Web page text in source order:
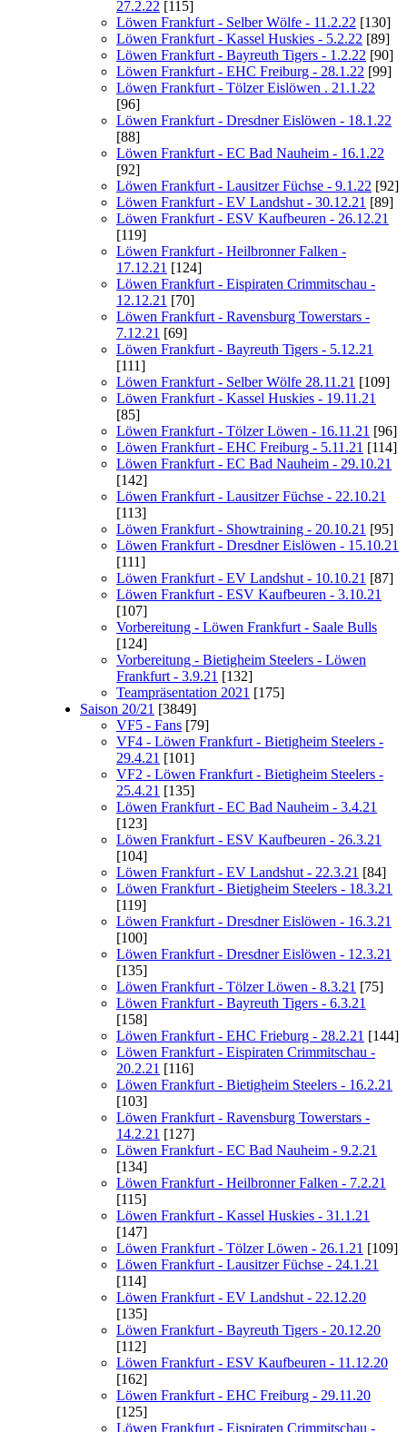
27.2.22 [115]
Löwen Frankfurt - Selber Wölfe - 11.2.22 [130]
Löwen Frankfurt - Kassel Huskies - 5.2.22 [89]
Löwen Frankfurt - Bayreuth Tigers - 1.2.22 [90]
Löwen Frankfurt - EHC Freiburg - 28.1.22 [99]
Löwen Frankfurt - Tölzer Eislöwen . 21.1.22
[96]
Löwen Frankfurt - Dresdner Eislöwen - 18.1.22
[88]
Löwen Frankfurt - EC Bad Nauheim - 16.1.22
[92]
Löwen Frankfurt - Lausitzer Füchse - 9.1.22 [92]
Löwen Frankfurt - EV Landshut - 30.12.21 [89]
Löwen Frankfurt - ESV Kaufbeuren - 26.12.21
[119]
Löwen Frankfurt - Heilbronner Falken -
17.12.21 [124]
Löwen Frankfurt - Eispiraten Crimmitschau -
12.12.21 [70]
Löwen Frankfurt - Ravensburg Towerstars -
7.12.21 [69]
Löwen Frankfurt - Bayreuth Tigers - 5.12.21
[111]
Löwen Frankfurt - Selber Wölfe 28.11.21 [109]
Löwen Frankfurt - Kassel Huskies - 19.11.21
[85]
Löwen Frankfurt - Tölzer Löwen - 16.11.21 [96]
Löwen Frankfurt - EHC Freiburg - 5.11.21 [114]
Löwen Frankfurt - EC Bad Nauheim - 29.10.21
[142]
Löwen Frankfurt - Lausitzer Füchse - 22.10.21
[113]
Löwen Frankfurt - Showtraining - 20.10.21 [95]
Löwen Frankfurt - Dresdner Eislöwen - 15.10.21
[111]
Löwen Frankfurt - EV Landshut - 10.10.21 [87]
Löwen Frankfurt - ESV Kaufbeuren - 3.10.21
[107]
Vorbereitung - Löwen Frankfurt - Saale Bulls
[124]
Vorbereitung - Bietigheim Steelers - Löwen
Frankfurt - 3.9.21 [132]
Teampräsentation 2021 [175]
Saison 20/21 [3849]
VF5 - Fans [79]
VF4 - Löwen Frankfurt - Bietigheim Steelers -
29.4.21 [101]
VF2 - Löwen Frankfurt - Bietigheim Steelers -
25.4.21 [135]
Löwen Frankfurt - EC Bad Nauheim - 3.4.21
[123]
Löwen Frankfurt - ESV Kaufbeuren - 26.3.21
[104]
Löwen Frankfurt - EV Landshut - 22.3.21 [84]
Löwen Frankfurt - Bietigheim Steelers - 18.3.21
[119]
Löwen Frankfurt - Dresdner Eislöwen - 16.3.21
[100]
Löwen Frankfurt - Dresdner Eislöwen - 12.3.21
[135]
Löwen Frankfurt - Tölzer Löwen - 8.3.21 [75]
Löwen Frankfurt - Bayreuth Tigers - 6.3.21
[158]
Löwen Frankfurt - EHC Frieburg - 28.2.21 [144]
Löwen Frankfurt - Eispiraten Crimmitschau -
20.2.21 [116]
Löwen Frankfurt - Bietigheim Steelers - 16.2.21
[103]
Löwen Frankfurt - Ravensburg Towerstars -
14.2.21 [127]
Löwen Frankfurt - EC Bad Nauheim - 9.2.21
[134]
Löwen Frankfurt - Heilbronner Falken - 7.2.21
[115]
Löwen Frankfurt - Kassel Huskies - 31.1.21
[147]
Löwen Frankfurt - Tölzer Löwen - 26.1.21 [109]
Löwen Frankfurt - Lausitzer Füchse - 24.1.21
[114]
Löwen Frankfurt - EV Landshut - 22.12.20
[135]
Löwen Frankfurt - Bayreuth Tigers - 20.12.20
[112]
Löwen Frankfurt - ESV Kaufbeuren - 11.12.20
[162]
Löwen Frankfurt - EHC Freiburg - 29.11.20
[125]
Löwen Frankfurt - Eispiraten Crimmitschau -